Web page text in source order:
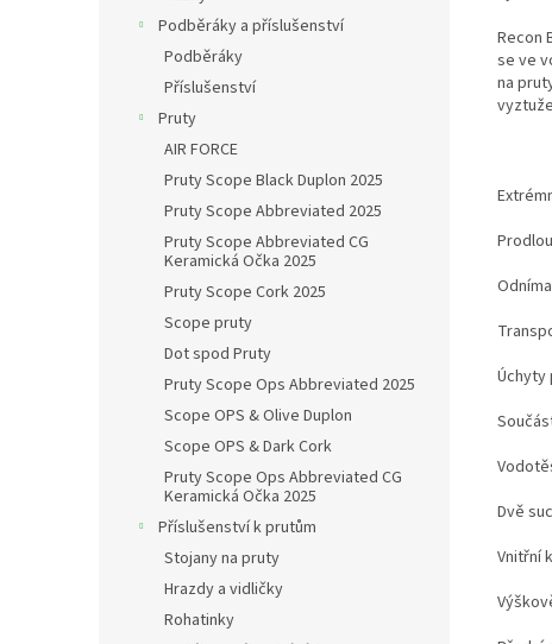
Podběráky a příslušenství
Podběráky
Příslušenství
Pruty
AIR FORCE
Pruty Scope Black Duplon 2025
Pruty Scope Abbreviated 2025
Pruty Scope Abbreviated CG
Keramická Očka 2025
Pruty Scope Cork 2025
Scope pruty
Dot spod Pruty
Pruty Scope Ops Abbreviated 2025
Scope OPS & Olive Duplon
Scope OPS & Dark Cork
Pruty Scope Ops Abbreviated CG
Keramická Očka 2025
Příslušenství k prutům
Stojany na pruty
Hrazdy a vidličky
Rohatinky
Recon
se ve
na
Úchyty
Dvě
Vnitřní